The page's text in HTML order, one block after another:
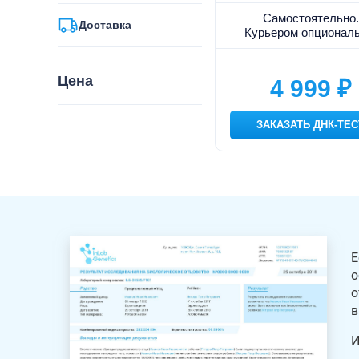
Доставка
Цена
Самостоятельно.
Курьером
4 999 ₽
ЗАКАЗАТЬ ДНК-